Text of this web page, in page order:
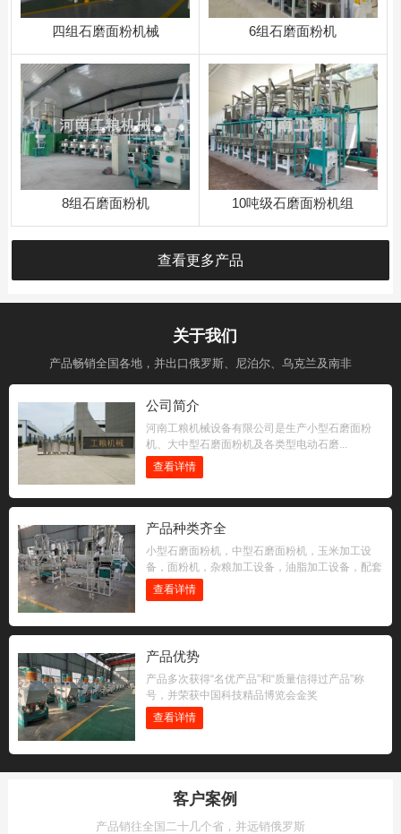
四组石磨面粉机械 ​6组石磨面粉机
8组石磨面粉机 10吨级石磨面粉机组
查看更多产品
关于我们
产品畅销全国各地，并出口俄罗斯、尼泊尔、乌克兰及南非
公司简介
河南工粮机械设备有限公司是生产小型石磨面粉
机、大中型石磨面粉机及各类型电动石磨...
查看详情
产品种类齐全
小型石磨面粉机，中型石磨面粉机，玉米加工设
备，面粉机，杂粮加工设备，油脂加工设备，配套
设备
查看详情
产品优势
产品多次获得“名优产品”和“质量信得过产品”称
号，并荣获中国科技精品博览会金奖
查看详情
客户案例
产品销往全国二十几个省，并远销俄罗斯